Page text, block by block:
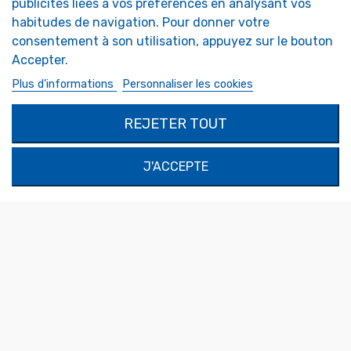
Miroirs Camping-car
Miroirs de sécurité
Miroirs Décoratifs
Miroirs Sur-Mesure
FAQ
MON COMPTE
Authentification
RÉALISATIONS SUR
Demande de devis
1324 Boulevard du Vivarais
07000 Privas
publicités liées à vos préférences en analysant vos
habitudes de navigation. Pour donner votre
consentement à son utilisation, appuyez sur le bouton
Accepter.
Plus d'informations Personnaliser les cookies
REJETER TOUT
J'ACCEPTE